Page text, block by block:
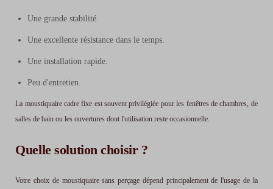
Une grande stabilité.
Une excellente résistance dans le temps.
Une installation rapide.
Peu d'entretien.
La moustiquaire cadre fixe est souvent privilégiée pour les fenêtres de chambres, de
salles de bain ou les ouvertures dont l'utilisation reste occasionnelle.
Quelle solution choisir ?
Votre choix de moustiquaire sans perçage dépend principalement de l'usage de la